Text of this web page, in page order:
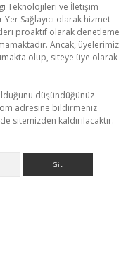
Teknolojileri ve İletişim
Sağlayıcı olarak hizmet
proaktif olarak denetleme
Ancak, üyelerimiz
olup, siteye üye olarak
düşündüğünüz
adresine bildirmeniz
sitemizden kaldırılacaktır.